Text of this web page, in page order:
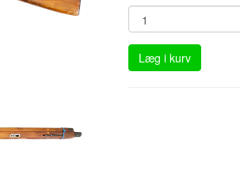
Læg i kurv